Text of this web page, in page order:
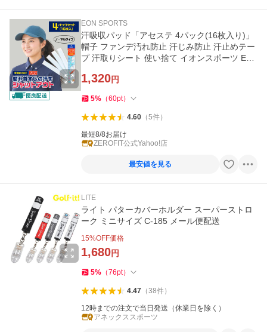
EON SPORTS
汗吸収パッド「アセステ 4パック(16枚入り)」
帽子 ファンデ汚れ防止 汗じみ防止 汗止めテー
プ 汗取りシート 使い捨て イオンスポーツ EO
1,320円
5% （60pt）
4.60（5件）
最短8/8お届け
ZEROFIT公式Yahoo!店
最安値を見る
LITE
ライト パターカバーホルダー スーパーストロ
ーク ミニサイズ C-185 メール便配送
15%OFF価格
1,680円
5% （76pt）
4.47（38件）
12時までの注文で当日発送（休業日を除く）
アネックススポーツ